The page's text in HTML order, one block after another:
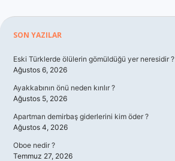
Sidebar
SON YAZILAR
Eski Türklerde ölülerin gömüldüğü yer neresidir ?
Ağustos 6, 2026
Ayakkabının önü neden kırılır ?
Ağustos 5, 2026
Apartman demirbaş giderlerini kim öder ?
Ağustos 4, 2026
Oboe nedir ?
Temmuz 27, 2026